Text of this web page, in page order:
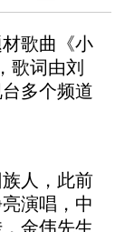
歌曲《小
歌词由刘
多个频道
人，此前
演唱，中
金伟先生